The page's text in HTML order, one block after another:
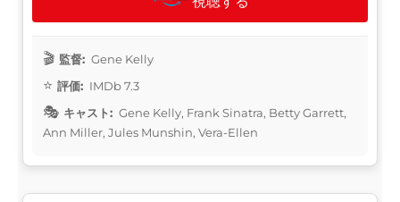
監督: Gene Kelly
評価: IMDb 7.3
キャスト: Gene Kelly, Frank Sinatra, Betty Garrett,
Ann Miller, Jules Munshin, Vera-Ellen